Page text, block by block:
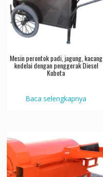
Mesin perontok padi, jagung, kacang
kedelai dengan penggerak Diesel
Kubota
Baca selengkapnya